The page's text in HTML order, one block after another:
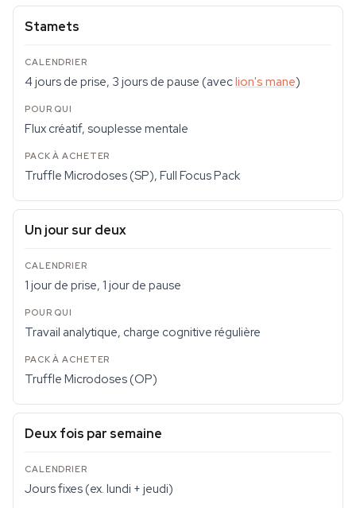
Stamets
4 jours de prise, 3 jours de pause (aveclion's mane)
Flux créatif, souplesse mentale
Truffle Microdoses (SP), Full Focus Pack
Un jour sur deux
1 jour de prise, 1 jour de pause
Travail analytique, charge cognitive régulière
Truffle Microdoses (OP)
Deux fois par semaine
Jours fixes (ex. lundi + jeudi)